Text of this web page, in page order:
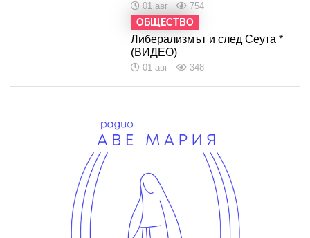
01 авг 754
ОБЩЕСТВО
Либерализмът и след Сеута *
(ВИДЕО)
01 авг 348